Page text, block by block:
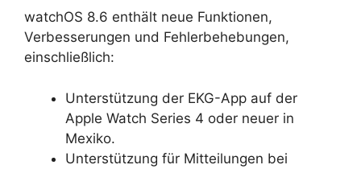
watchOS 8.6 enthält neue Funktionen,
Verbesserungen und Fehlerbehebungen,
einschließlich:
Unterstützung der EKG-App auf der
Apple Watch Series 4 oder neuer in
Mexiko.
Unterstützung für Mitteilungen bei